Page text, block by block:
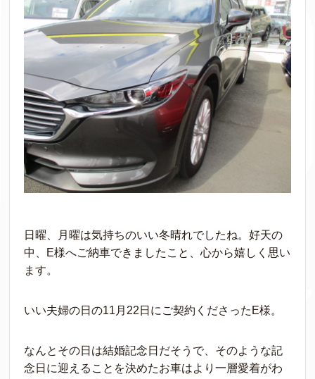
日曜、月曜は気持ちのいい冬晴れでしたね。好天の
中、E様へご納車できましたこと、心から嬉しく思い
ます。
いい夫婦の日の11月22日にご契約くださったE様。
なんとその日は結婚記念日だそうで、そのような記
念日に迎えることを決めたお車はより一層愛着がわ